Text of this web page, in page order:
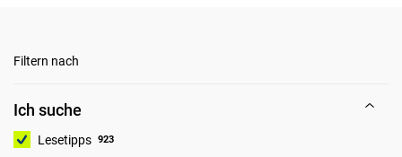
Filtern nach
Ich suche
Lesetipps 923